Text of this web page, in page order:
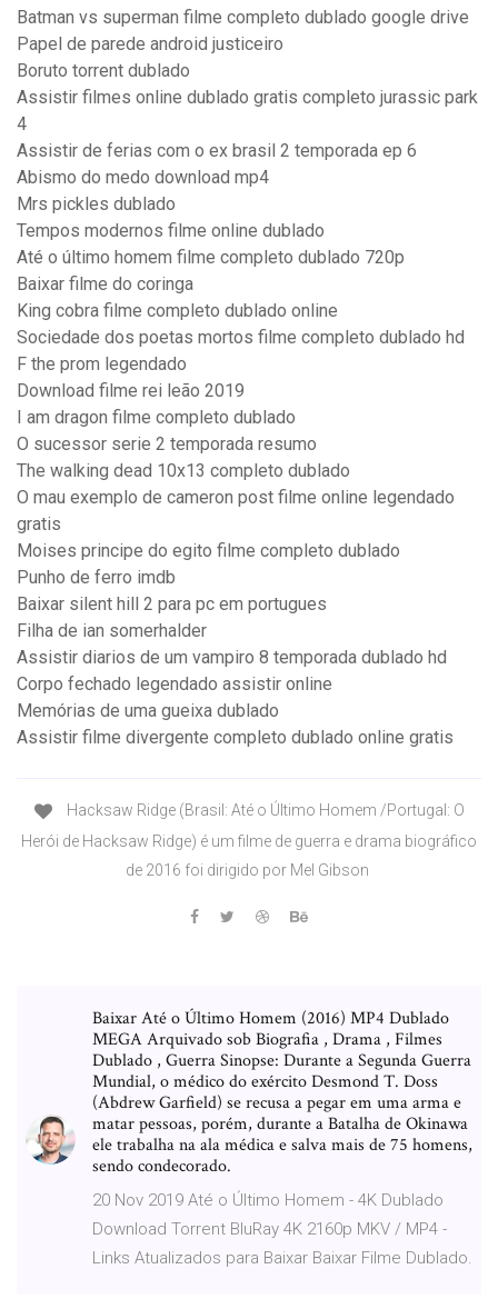
Batman vs superman filme completo dublado google drive
Papel de parede android justiceiro
Boruto torrent dublado
Assistir filmes online dublado gratis completo jurassic park
4
Assistir de ferias com o ex brasil 2 temporada ep 6
Abismo do medo download mp4
Mrs pickles dublado
Tempos modernos filme online dublado
Até o último homem filme completo dublado 720p
Baixar filme do coringa
King cobra filme completo dublado online
Sociedade dos poetas mortos filme completo dublado hd
F the prom legendado
Download filme rei leão 2019
I am dragon filme completo dublado
O sucessor serie 2 temporada resumo
The walking dead 10x13 completo dublado
O mau exemplo de cameron post filme online legendado
gratis
Moises principe do egito filme completo dublado
Punho de ferro imdb
Baixar silent hill 2 para pc em portugues
Filha de ian somerhalder
Assistir diarios de um vampiro 8 temporada dublado hd
Corpo fechado legendado assistir online
Memórias de uma gueixa dublado
Assistir filme divergente completo dublado online gratis
Hacksaw Ridge (Brasil: Até o Último Homem /Portugal: O
Herói de Hacksaw Ridge) é um filme de guerra e drama biográfico
de 2016 foi dirigido por Mel Gibson
Baixar Até o Último Homem (2016) MP4 Dublado
MEGA Arquivado sob Biografia , Drama , Filmes
Dublado , Guerra Sinopse: Durante a Segunda Guerra
Mundial, o médico do exército Desmond T. Doss
(Abdrew Garfield) se recusa a pegar em uma arma e
matar pessoas, porém, durante a Batalha de Okinawa
ele trabalha na ala médica e salva mais de 75 homens,
sendo condecorado.
20 Nov 2019 Até o Último Homem - 4K Dublado
Download Torrent BluRay 4K 2160p MKV / MP4 -
Links Atualizados para Baixar Baixar Filme Dublado.